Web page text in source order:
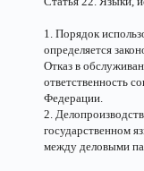
1. Порядок
определяется
Отказ в
ответственность
Федерации.
2.
государственном
между деловыми